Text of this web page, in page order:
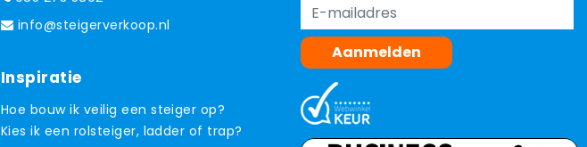
info@steigerverkoop.nl
Inspiratie
Hoe bouw ik veilig een steiger op?
Kies ik een rolsteiger, ladder of trap?
Aanmelden